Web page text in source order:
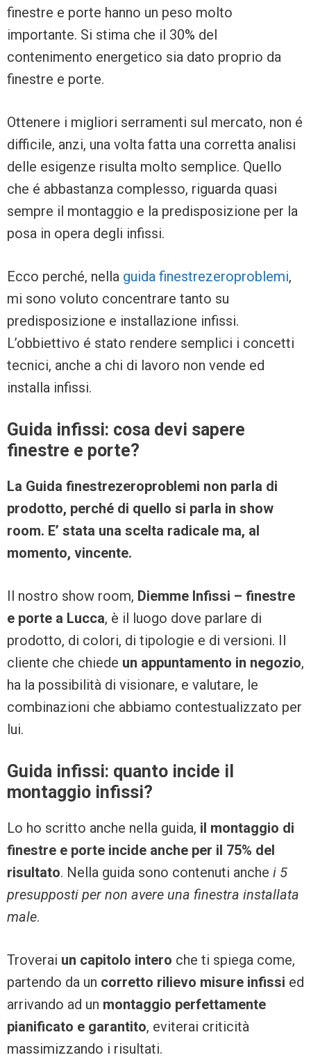
finestre e porte hanno un peso molto
importante. Si stima che il 30% del
contenimento energetico sia dato proprio da
finestre e porte.
Ottenere i migliori serramenti sul mercato, non é
difficile, anzi, una volta fatta una corretta analisi
delle esigenze risulta molto semplice. Quello
che é abbastanza complesso, riguarda quasi
sempre il montaggio e la predisposizione per la
posa in opera degli infissi.
Ecco perché, nella guida finestrezeroproblemi,
mi sono voluto concentrare tanto su
predisposizione e installazione infissi.
L’obbiettivo é stato rendere semplici i concetti
tecnici, anche a chi di lavoro non vende ed
installa infissi.
Guida infissi: cosa devi sapere
finestre e porte?
La Guida finestrezeroproblemi non parla di
prodotto, perché di quello si parla in show
room. E’ stata una scelta radicale ma, al
momento, vincente.
Il nostro show room, Diemme Infissi – finestre
e porte a Lucca, è il luogo dove parlare di
prodotto, di colori, di tipologie e di versioni. Il
cliente che chiede un appuntamento in negozio,
ha la possibilità di visionare, e valutare, le
combinazioni che abbiamo contestualizzato per
lui.
Guida infissi: quanto incide il
montaggio infissi?
Lo ho scritto anche nella guida, il montaggio di
finestre e porte incide anche per il 75% del
risultato. Nella guida sono contenuti anche i 5
presupposti per non avere una finestra installata
male.
Troverai un capitolo intero che ti spiega come,
partendo da un corretto rilievo misure infissi ed
arrivando ad un montaggio perfettamente
pianificato e garantito, eviterai criticità
massimizzando i risultati.